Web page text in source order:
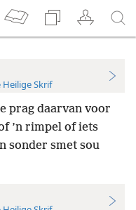
Skrif
prag daarvan voor
’n rimpel of iets
sonder smet sou